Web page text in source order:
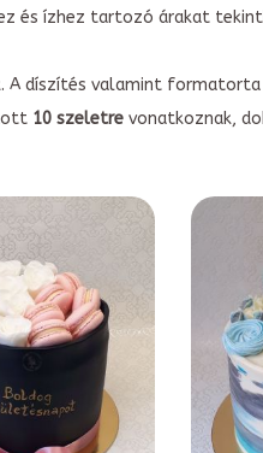
és ízhez tartozó árakat
A díszítés valamint
10 szeletrevonatkoznak,